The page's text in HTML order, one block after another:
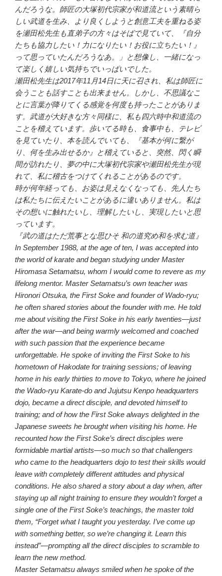
んだろうな。師匠の大塚初代宗家が和道流という素晴ら
しい武道を生み、より良くしようと創意工夫を重ねる姿
を瀬田松先生も直弟子の方々はそばで見ていて、『自分
たちも協力したい！力になりたい！お役に立ちたい！』
って思っていたんだろうなあ。」と想像し、一緒になっ
て楽しく嬉しい気持ちでいっぱいでした。
瀬田松先生は2017年11月14日に天に召され、私は師匠に
会うことも話すことも出来ません。しかし、不思議なこ
とに言葉が降りてくる感覚を何度も持ったことがありま
す。武道が大好きな方々同様に、私も四六時中和道流の
ことを稽えています。歩いてる時も、食事中も、テレビ
を見ていたり、本を読んでいても、『基本が何に繋が
り、何を生み出せるか』と稽えていると、突然、閃く瞬
間が訪れたり、夢の中に大塚初代宗家や瀬田松先生が現
れて、私に稽古をつけてくれることがあるのです。
時が何年経っても、お姿は見えなくなっても、先人たち
は私たちに伝えたいことがあるに違いありません。私は
その想いに触れたいし、理解したいし、実現したいと思
っています。
『武の道はただ荒事とな思ひそ 和の道究め和を求む道』
In September 1988, at the age of ten, I was accepted into
the world of karate and began studying under Master
Hiromasa Setamatsu, whom I would come to revere as my
lifelong mentor. Master Setamatsu’s own teacher was
Hironori Otsuka, the First Soke and founder of Wado-ryu;
he often shared stories about the founder with me. He told
me about visiting the First Soke in his early twenties—just
after the war—and being warmly welcomed and coached
with such passion that the experience became
unforgettable. He spoke of inviting the First Soke to his
hometown of Hakodate for training sessions; of leaving
home in his early thirties to move to Tokyo, where he joined
the Wado-ryu Karate-do and Jujutsu Kenpo headquarters
dojo, became a direct disciple, and devoted himself to
training; and of how the First Soke always delighted in the
Japanese sweets he brought when visiting his home. He
recounted how the First Soke’s direct disciples were
formidable martial artists—so much so that challengers
who came to the headquarters dojo to test their skills would
leave with completely different attitudes and physical
conditions. He also shared a story about a day when, after
staying up all night training to ensure they wouldn’t forget a
single one of the First Soke’s teachings, the master told
them, “Forget what I taught you yesterday. I’ve come up
with something better, so we’re changing it. Learn this
instead”—prompting all the direct disciples to scramble to
learn the new method.
Master Setamatsu always smiled when he spoke of the